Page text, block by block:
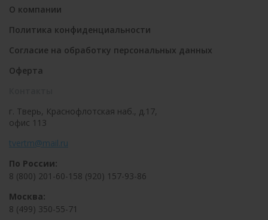
О компании
Политика конфиденциальности
Согласие на обработку персональных данных
Оферта
г. Тверь, Краснофлотская наб., д.17,
офис 113
tvertm@mail.ru
По России:
8 (800) 201-60-158 (920) 157-93-86
Москва:
8 (499) 350-55-71